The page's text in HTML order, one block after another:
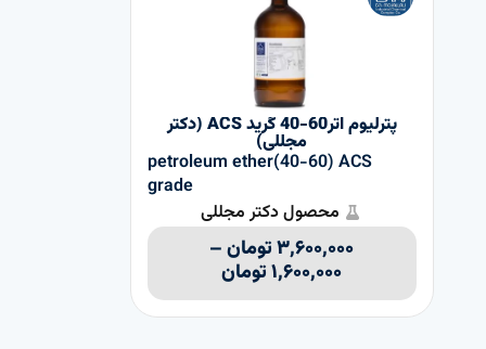
پترلیوم اتر60-40 گرید ACS (دکتر
مجللی)
petroleum ether(40-60) ACS
grade
محصول دکتر مجللی
۳,۶۰۰,۰۰۰تومان–
۱,۶۰۰,۰۰۰تومان